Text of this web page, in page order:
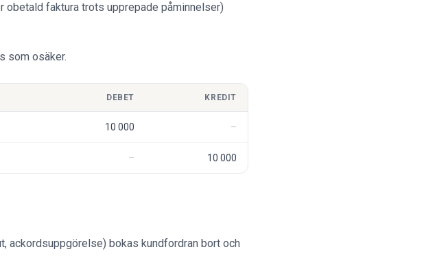
obetald faktura trots upprepade påminnelser)
som osäker.
DEBET KREDIT
10 000
10 000
ackordsuppgörelse) bokas kundfordran bort och